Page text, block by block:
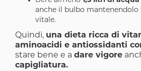
anche il bulbo mantenendolo
vitale.
Quindi, una dieta ricca di
aminoacidi e antiossidanti
stare bene e a dare vigore
capigliatura.